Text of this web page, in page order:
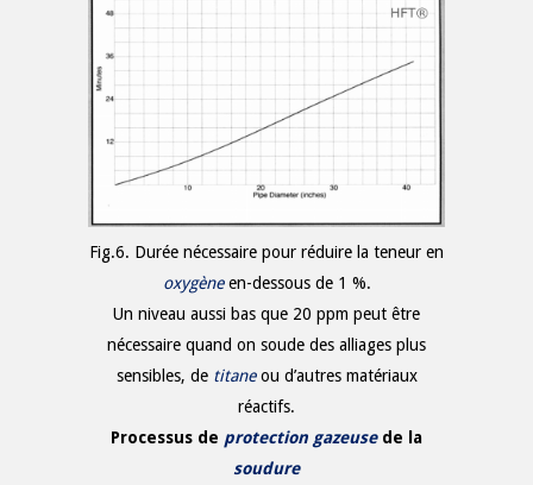
Fig.6. Durée nécessaire pour réduire la teneur en
oxygène en-dessous de 1 %.
Un niveau aussi bas que 20 ppm peut être
nécessaire quand on soude des alliages plus
sensibles, de titane ou d’autres matériaux
réactifs.
Processus de protection gazeuse de la
soudure